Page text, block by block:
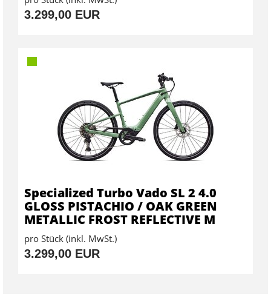
3.299,00 EUR
Specialized Turbo Vado SL 2 4.0
GLOSS PISTACHIO / OAK GREEN
METALLIC FROST REFLECTIVE M
pro Stück (inkl. MwSt.)
3.299,00 EUR